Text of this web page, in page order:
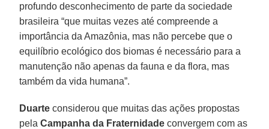
profundo desconhecimento de parte da sociedade
brasileira “que muitas vezes até compreende a
importância da Amazônia, mas não percebe que o
equilíbrio ecológico dos biomas é necessário para a
manutenção não apenas da fauna e da flora, mas
também da vida humana”.
Duarte considerou que muitas das ações propostas
pelaCampanha da Fraternidade convergem com as